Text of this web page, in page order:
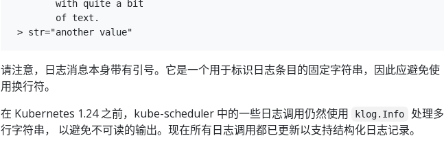
请注意，日志消息本身带有引号。它是一个用于标识日志条目的固定字符串，因此应避免使
用换行符。
在 Kubernetes 1.24 之前，kube-scheduler 中的一些日志调用仍然使用
klog.Info
处理多
行字符串， 以避免不可读的输出。现在所有日志调用都已更新以支持结构化日志记录。